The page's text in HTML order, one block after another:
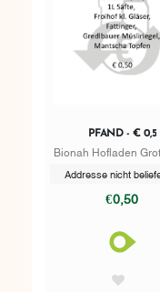
PFAND - € 0,5
Bionah Hofladen
Addresse nicht
€0,50